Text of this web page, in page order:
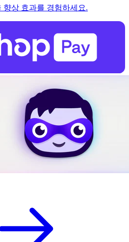
향상 효과를 경험하세요.